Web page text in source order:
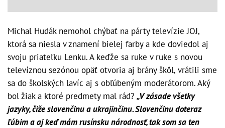
Michal Hudák nemohol chýbať na párty televízie JOJ,
ktorá sa niesla v znamení bielej farby a kde doviedol aj
svoju priateľku Lenku. A keďže sa ruke v ruke s novou
televíznou sezónou opäť otvoria aj brány škôl, vrátili sme
sa do školských lavíc aj s obľúbeným moderátorom. Aký
bol žiak a ktoré predmety mal rád? „V zásade všetky
jazyky, čiže slovenčinu a ukrajinčinu. Slovenčinu doteraz
ľúbim a aj keď mám rusínsku národnosť, tak som sa ten